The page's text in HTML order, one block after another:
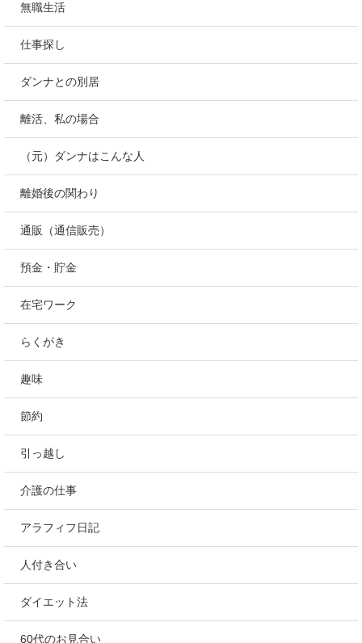
無職生活
仕事探し
ダンナとの別居
離活、私の場合
（元）ダンナはこんな人
離婚後の関わり
通販（通信販売）
預金・貯金
在宅ワーク
らくがき
趣味
節約
引っ越し
介護の仕事
アラフィフ日記
人付き合い
ダイエット法
60代のお見合い